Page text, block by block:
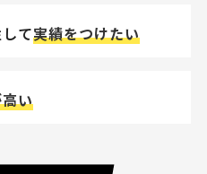
て実績をつけたい
い